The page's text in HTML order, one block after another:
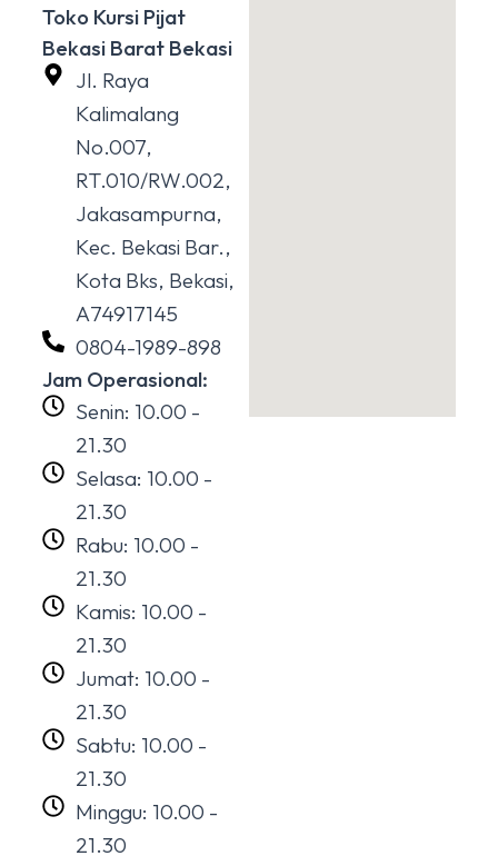
Toko Kursi Pijat
Bekasi Barat Bekasi
Jl. Raya
Kalimalang
No.007,
RT.010/RW.002,
Jakasampurna,
Kec. Bekasi Bar.,
Kota Bks, Bekasi,
A74917145
0804-1989-898
Jam Operasional:
Senin: 10.00 -
21.30
Selasa: 10.00 -
21.30
Rabu: 10.00 -
21.30
Kamis: 10.00 -
21.30
Jumat: 10.00 -
21.30
Sabtu: 10.00 -
21.30
Minggu: 10.00 -
21.30